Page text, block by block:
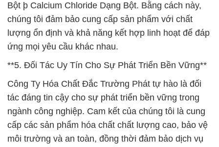
Bột þ Calcium Chloride Dạng Bột. Bằng cách này,
chúng tôi đảm bảo cung cấp sản phẩm với chất
lượng ổn định và khả năng kết hợp linh hoạt để đáp
ứng mọi yêu cầu khác nhau.
**5. Đối Tác Uy Tín Cho Sự Phát Triển Bền Vững**
Công Ty Hóa Chất Đắc Trường Phát tự hào là đối
tác đáng tin cậy cho sự phát triển bền vững trong
ngành công nghiệp. Cam kết của chúng tôi là cung
cấp các sản phẩm hóa chất chất lượng cao, bảo vệ
môi trường và an toàn, đồng thời đảm bảo dịch vụ